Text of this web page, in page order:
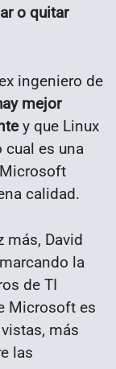
o quitar
ingeniero de
mejor
y que Linux
es una
calidad.
más, David
la
de TI
Microsoft es
más
las